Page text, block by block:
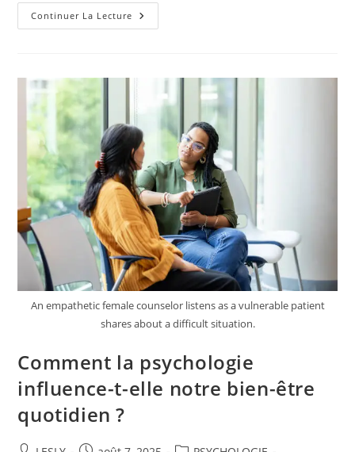
Continuer La Lecture Quels
Sont
De
Relaxation
Psychologie
?
An empathetic female counselor listens as a vulnerable patient
shares about a difficult situation.
Comment la psychologie
influence-t-elle notre bien-être
quotidien ?